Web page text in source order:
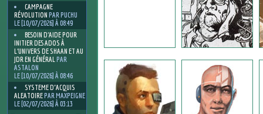
CAMPAGNE
RÉVOLUTION PAR PUCHU
LE [10/07/2026] À 08:49
BESOIN D’AIDE POUR
INITIER DES ADOS À
L’UNIVERS DE SHAAN ET AU
JDR EN GÉNÉRALPAR
ASTALON
LE [10/07/2026] À 08:46
SYSTEME D'ACQUIS
ALEATOIREPAR MAXPEIGNE
LE [02/07/2026] À 03:13